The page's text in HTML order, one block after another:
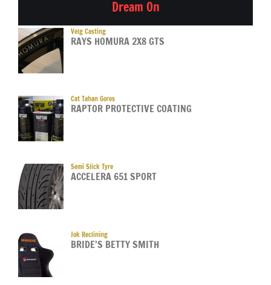
Dream On
Velg Casting
RAYS HOMURA 2X8 GTS
Cat Tahan Gores
RAPTOR PROTECTIVE COATING
Semi Slick Tyre
ACCELERA 651 SPORT
Jok Reclining
BRIDE’S BETTY SMITH